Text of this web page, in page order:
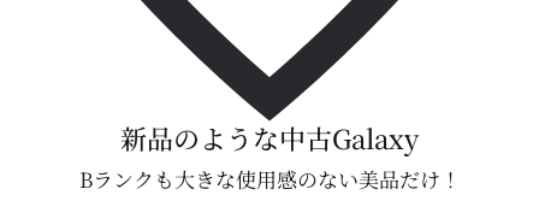
新品のような中古Galaxy
Bランクも大きな使用感のない美品だけ！